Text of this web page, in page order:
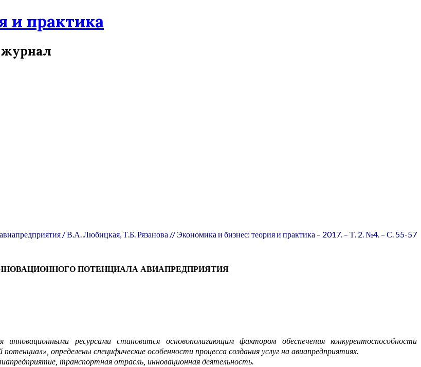
практика
/В.А. Любицкая, Т.Б. Рязанова // Экономика и бизнес: теория и практика – 2017. – Т. 2. №4. – С. 55-57
ОГОПОТЕНЦИАЛА АВИАПРЕДПРИЯТИЯ
инновационными ресурсамистановится основополагающим фактором обеспечения конкурентоспособности
потенциал», определены специфические особенности процесса создания услуг на авиапредприятиях.
ятие, транспортная отрасль, инновационная деятельность.